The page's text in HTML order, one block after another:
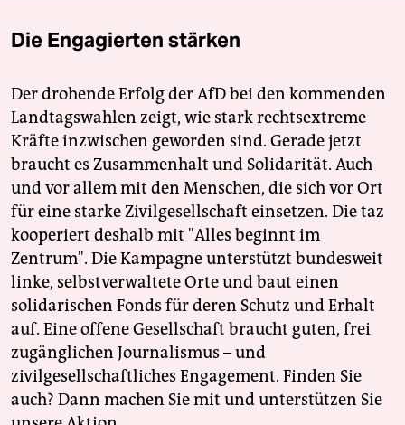
Die Engagierten stärken
Der drohende Erfolg der AfD bei den kommenden
Landtagswahlen zeigt, wie stark rechtsextreme
Kräfte inzwischen geworden sind. Gerade jetzt
braucht es Zusammenhalt und Solidarität. Auch
und vor allem mit den Menschen, die sich vor Ort
für eine starke Zivilgesellschaft einsetzen. Die taz
kooperiert deshalb mit "Alles beginnt im
Zentrum". Die Kampagne unterstützt bundesweit
linke, selbstverwaltete Orte und baut einen
solidarischen Fonds für deren Schutz und Erhalt
auf. Eine offene Gesellschaft braucht guten, frei
zugänglichen Journalismus – und
zivilgesellschaftliches Engagement. Finden Sie
auch? Dann machen Sie mit und unterstützen Sie